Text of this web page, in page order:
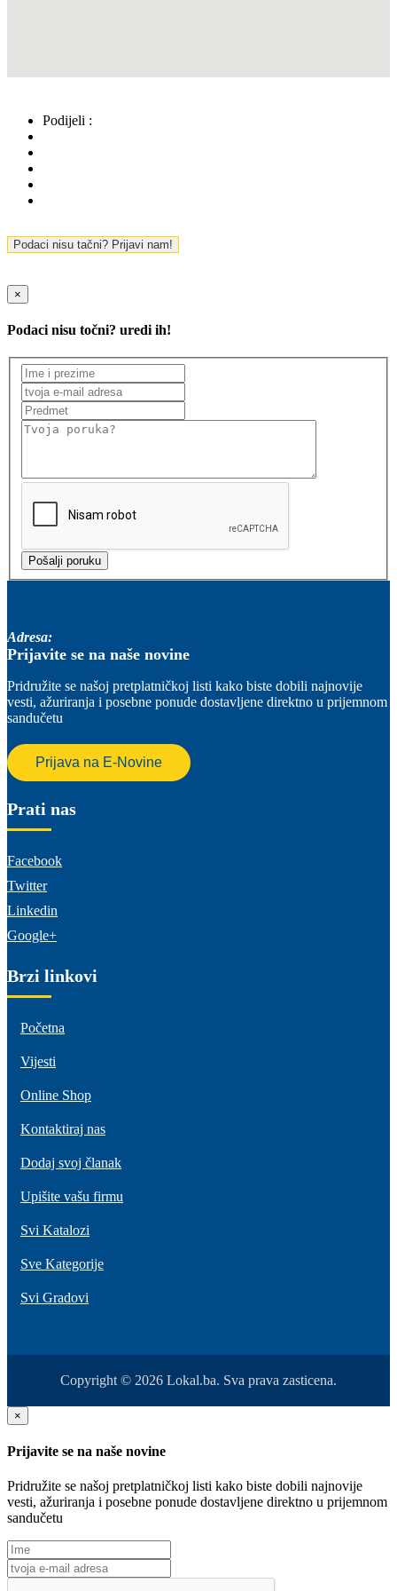
Podijeli :
Podaci nisu tačni? Prijavi nam!
×
Podaci nisu točni? uredi ih!
Adresa:
Prijavite se na naše novine
Pridružite se našoj pretplatničkoj listi kako biste dobili najnovije
vesti, ažuriranja i posebne ponude dostavljene direktno u prijemnom
sandučetu
Prijava na E-Novine
Prati nas
Facebook
Twitter
Linkedin
Google+
Brzi linkovi
Početna
Vijesti
Online Shop
Kontaktiraj nas
Dodaj svoj članak
Upišite vašu firmu
Svi Katalozi
Sve Kategorije
Svi Gradovi
Copyright © 2026 Lokal.ba. Sva prava zasticena.
×
Prijavite se na naše novine
Pridružite se našoj pretplatničkoj listi kako biste dobili najnovije
vesti, ažuriranja i posebne ponude dostavljene direktno u prijemnom
sandučetu